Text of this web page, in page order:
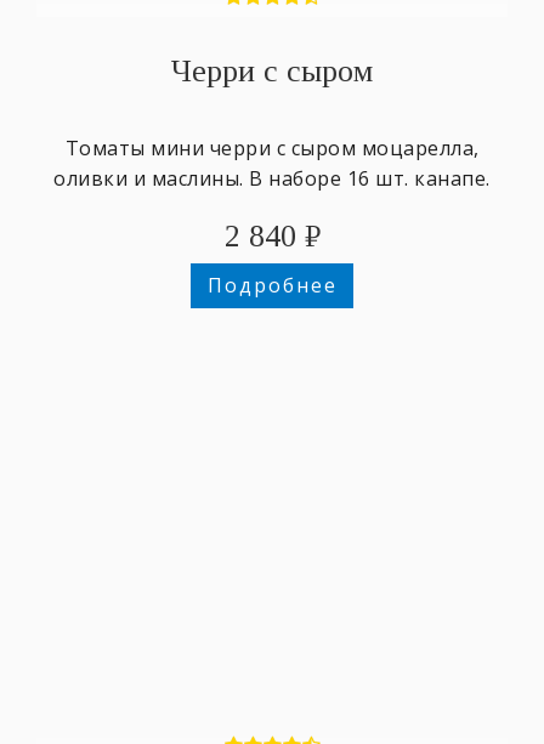
Черри с сыром
Томаты мини черри с сыром моцарелла,
оливки и маслины. В наборе 16 шт. канапе.
2 840 ₽
Подробнее